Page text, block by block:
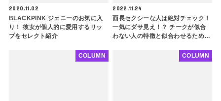
2020.11.02
BLACKPINK ジェニーのお気に入
り！ 彼女が個人的に愛用するリッ
プをセレクト紹介
2022.11.24
面長セクシーな人は絶対チェック！
一気にダサ見え！？ チークが似合
わない人の特徴と似合わせるための
COLUMN COLUMN